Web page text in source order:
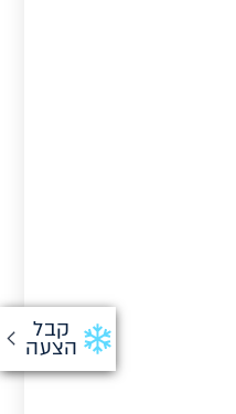
קבל
הצעה